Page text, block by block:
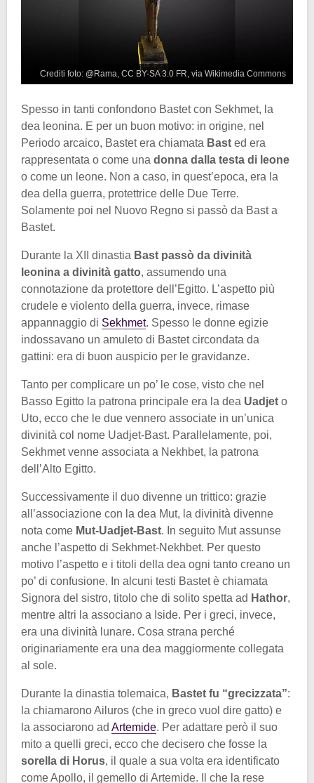
Crediti foto: @Rama, CC BY-SA 3.0 FR, via Wikimedia Commons
Spesso in tanti confondono Bastet con Sekhmet, la
dea leonina. E per un buon motivo: in origine, nel
Periodo arcaico, Bastet era chiamata Bast ed era
rappresentata o come una donna dalla testa di leone
o come un leone. Non a caso, in quest’epoca, era la
dea della guerra, protettrice delle Due Terre.
Solamente poi nel Nuovo Regno si passò da Bast a
Bastet.
Durante la XII dinastia Bast passò da divinità
leonina a divinità gatto, assumendo una
connotazione da protettore dell’Egitto. L’aspetto più
crudele e violento della guerra, invece, rimase
appannaggio di Sekhmet. Spesso le donne egizie
indossavano un amuleto di Bastet circondata da
gattini: era di buon auspicio per le gravidanze.
Tanto per complicare un po’ le cose, visto che nel
Basso Egitto la patrona principale era la dea Uadjet o
Uto, ecco che le due vennero associate in un’unica
divinità col nome Uadjet-Bast. Parallelamente, poi,
Sekhmet venne associata a Nekhbet, la patrona
dell’Alto Egitto.
Successivamente il duo divenne un trittico: grazie
all’associazione con la dea Mut, la divinità divenne
nota come Mut-Uadjet-Bast. In seguito Mut assunse
anche l’aspetto di Sekhmet-Nekhbet. Per questo
motivo l’aspetto e i titoli della dea ogni tanto creano un
po’ di confusione. In alcuni testi Bastet è chiamata
Signora del sistro, titolo che di solito spetta ad Hathor,
mentre altri la associano a Iside. Per i greci, invece,
era una divinità lunare. Cosa strana perché
originariamente era una dea maggiormente collegata
al sole.
Durante la dinastia tolemaica, Bastet fu “grecizzata”:
la chiamarono Ailuros (che in greco vuol dire gatto) e
la associarono ad Artemide. Per adattare però il suo
mito a quelli greci, ecco che decisero che fosse la
sorella di Horus, il quale a sua volta era identificato
come Apollo, il gemello di Artemide. Il che la rese